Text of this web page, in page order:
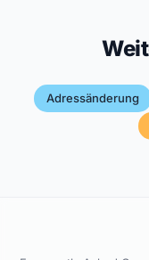
Adressänderung